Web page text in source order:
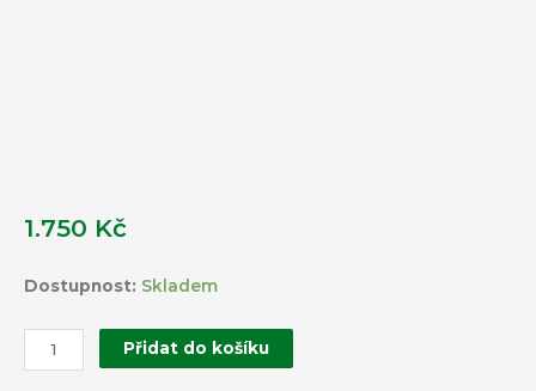
1.750 Kč
Dostupnost: Skladem
Malá
množství
Přidat do košíku